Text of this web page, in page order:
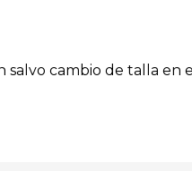
cambio de talla